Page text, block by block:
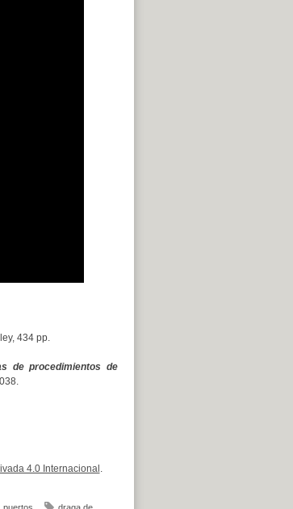
434 pp.
de procedimientos de
4.0 Internacional .
puertos draga de